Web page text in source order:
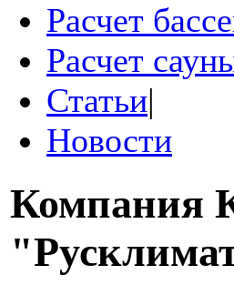
Расчет
Расчет
Статьи|
Новости
Компания